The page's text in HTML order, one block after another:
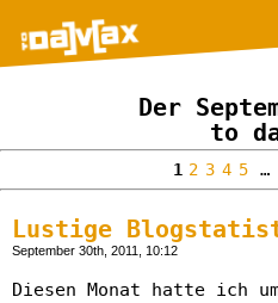
Der
to
1 2 3 4 5 …
Lustige
September 30th, 2011, 10:12
Diesen Monat hatte ich